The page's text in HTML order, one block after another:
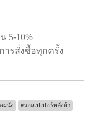
5-10%
ารสั่งซื้อทุกครั้ง
ผนัง #วอลเปเปอร์หลังผ้า